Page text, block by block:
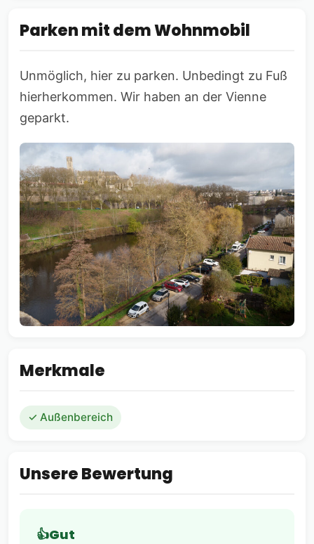
Parken mit dem Wohnmobil
Unmöglich, hier zu parken. Unbedingt zu Fuß
hierherkommen. Wir haben an der Vienne
geparkt.
Merkmale
✓ Außenbereich
Unsere Bewertung
Gut